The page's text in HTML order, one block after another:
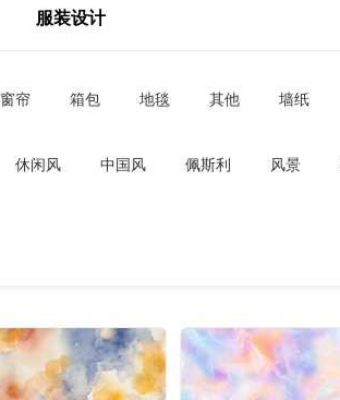
服装设计
窗帘 箱包 地毯 其他 墙纸
休闲风 中国风 佩斯利 风景